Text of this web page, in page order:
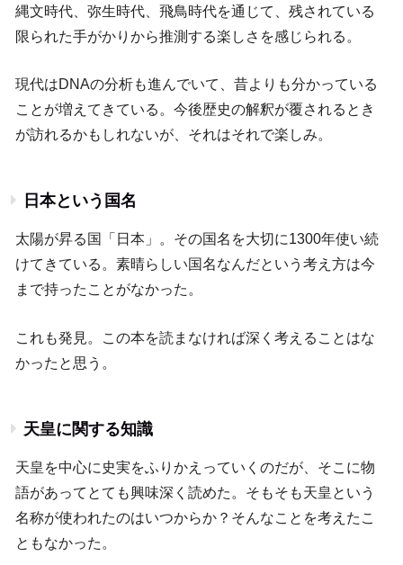
縄文時代、弥生時代、飛鳥時代を通じて、残されている
限られた手がかりから推測する楽しさを感じられる。
現代はDNAの分析も進んでいて、昔よりも分かっている
ことが増えてきている。今後歴史の解釈が覆されるとき
が訪れるかもしれないが、それはそれで楽しみ。
日本という国名
太陽が昇る国「日本」。その国名を大切に1300年使い続
けてきている。素晴らしい国名なんだという考え方は今
まで持ったことがなかった。
これも発見。この本を読まなければ深く考えることはな
かったと思う。
天皇に関する知識
天皇を中心に史実をふりかえっていくのだが、そこに物
語があってとても興味深く読めた。そもそも天皇という
名称が使われたのはいつからか？そんなことを考えたこ
ともなかった。